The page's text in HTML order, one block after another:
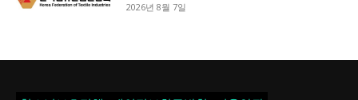
2026년 8월 7일